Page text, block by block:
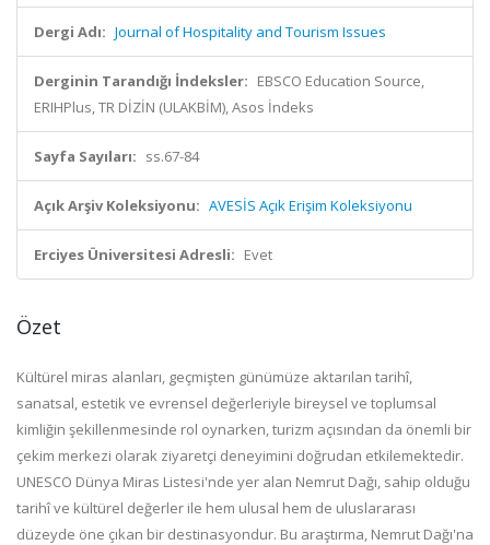
Dergi Adı: Journal of Hospitality and Tourism Issues
Derginin Tarandığı İndeksler: EBSCO Education Source,
ERIHPlus, TR DİZİN (ULAKBİM), Asos İndeks
Sayfa Sayıları: ss.67-84
Açık Arşiv Koleksiyonu: AVESİS Açık Erişim Koleksiyonu
Erciyes Üniversitesi Adresli: Evet
Özet
Kültürel miras alanları, geçmişten günümüze aktarılan tarihî,
sanatsal, estetik ve evrensel değerleriyle bireysel ve toplumsal
kimliğin şekillenmesinde rol oynarken, turizm açısından da önemli bir
çekim merkezi olarak ziyaretçi deneyimini doğrudan etkilemektedir.
UNESCO Dünya Miras Listesi'nde yer alan Nemrut Dağı, sahip olduğu
tarihî ve kültürel değerler ile hem ulusal hem de uluslararası
düzeyde öne çıkan bir destinasyondur. Bu araştırma, Nemrut Dağı'na